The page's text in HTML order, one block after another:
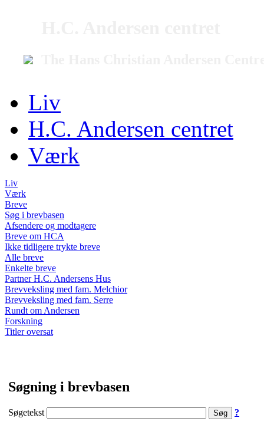
Liv
H.C. Andersen centret
Værk
Liv
Værk
Breve
Søg i brevbasen
Afsendere og modtagere
Breve om HCA
Ikke tidligere trykte breve
Alle breve
Enkelte breve
Partner H.C. Andersens Hus
Brevveksling med fam. Melchior
Brevveksling med fam. Serre
Rundt om Andersen
Forskning
Titler oversat
Søgning i brevbasen
Søgetekst ?